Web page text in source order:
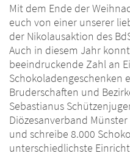
Mit dem Ende der
euch von einer unserer
der Nikolausaktion des
Auch in diesem Jahr
beeindruckende Zahl an
Schokoladengeschenken
Bruderschaften und
Sebastianus
Diözesanverband
und schreibe 8.000
unterschiedlichste